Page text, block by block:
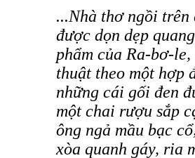
...Nhà thơ ngồi trên
được dọn dẹp
phẩm của Ra-bơ-
thuật theo một hợp
những cái gối đen
một chai rượu sắp
ông ngả mầu bạc
xòa quanh gáy, ria